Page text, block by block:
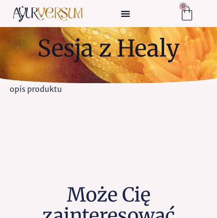
0
Sesja z Healy
opis produktu
Może Cię